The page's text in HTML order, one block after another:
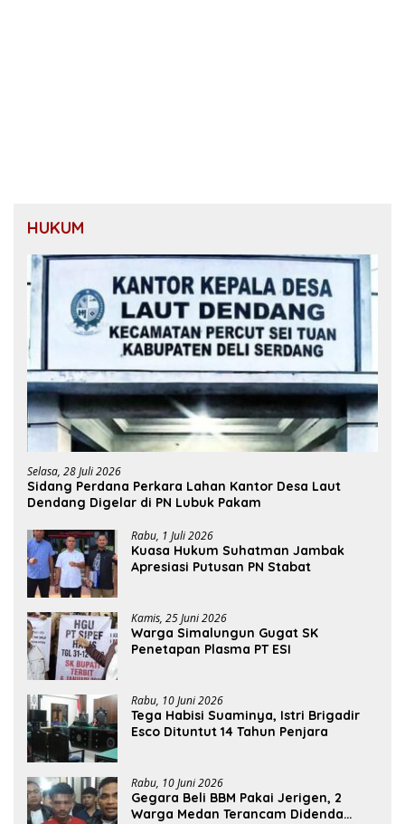
HUKUM
Selasa, 28 Juli 2026
Sidang Perdana Perkara Lahan Kantor Desa Laut
Dendang Digelar di PN Lubuk Pakam
Rabu, 1 Juli 2026
Kuasa Hukum Suhatman Jambak
Apresiasi Putusan PN Stabat
Kamis, 25 Juni 2026
Warga Simalungun Gugat SK
Penetapan Plasma PT ESI
Rabu, 10 Juni 2026
Tega Habisi Suaminya, Istri Brigadir
Esco Dituntut 14 Tahun Penjara
Rabu, 10 Juni 2026
Gegara Beli BBM Pakai Jerigen, 2
Warga Medan Terancam Didenda